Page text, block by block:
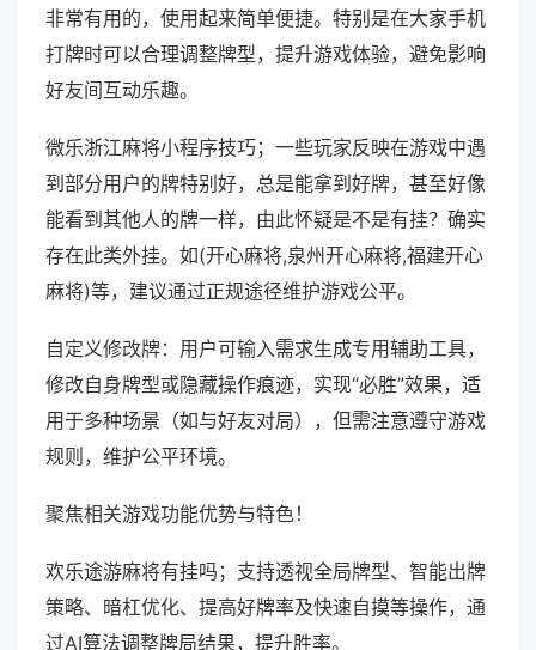
非常有用的，使用起来简单便捷。特别是在大家手机
打牌时可以合理调整牌型，提升游戏体验，避免影响
好友间互动乐趣。
微乐浙江麻将小程序技巧；一些玩家反映在游戏中遇
到部分用户的牌特别好，总是能拿到好牌，甚至好像
能看到其他人的牌一样，由此怀疑是不是有挂？确实
存在此类外挂。如(开心麻将,泉州开心麻将,福建开心
麻将)等，建议通过正规途径维护游戏公平。
自定义修改牌：用户可输入需求生成专用辅助工具，
修改自身牌型或隐藏操作痕迹，实现“必胜”效果，适
用于多种场景（如与好友对局），但需注意遵守游戏
规则，维护公平环境。
聚焦相关游戏功能优势与特色！
欢乐途游麻将有挂吗；支持透视全局牌型、智能出牌
策略、暗杠优化、提高好牌率及快速自摸等操作，通
过AI算法调整牌局结果，提升胜率。